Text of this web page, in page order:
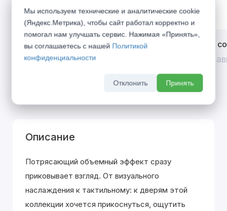
Открой двери выгоде. Дополнительная
скидка 10% на межкомнатные двери при
Divilux
До 31
Описание
Потрясающий объемный эффект сразу
приковывает взгляд. От визуального
наслаждения к тактильному: к дверям этой
коллекции хочется прикоснуться, ощутить
Мы используем технические и аналитические cookie
(Яндекс.Метрика), чтобы сайт работал корректно и
помогал нам улучшать сервис. Нажимая «Принять»,
вы соглашаетесь с нашей Политикой
конфиденциальности
Отклонить Принять